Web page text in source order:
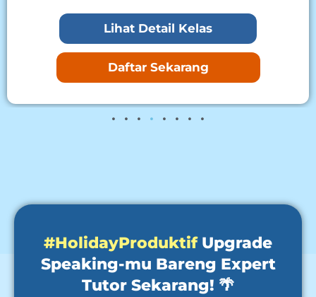
Lihat Detail Kelas
Daftar Sekarang
#HolidayProduktifUpgrade
Speaking-mu Bareng Expert
Tutor Sekarang! 🌴